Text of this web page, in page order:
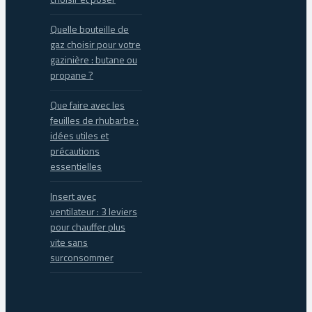
Quelle bouteille de
gaz choisir pour votre
gazinière : butane ou
propane ?
Que faire avec les
feuilles de rhubarbe :
idées utiles et
précautions
essentielles
Insert avec
ventilateur : 3 leviers
pour chauffer plus
vite sans
surconsommer